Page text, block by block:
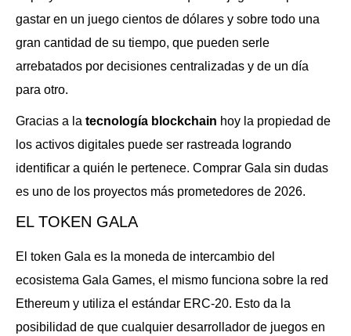
gastar en un juego cientos de dólares y sobre todo una
gran cantidad de su tiempo, que pueden serle
arrebatados por decisiones centralizadas y de un día
para otro.
Gracias a la tecnología blockchain hoy la propiedad de
los activos digitales puede ser rastreada logrando
identificar a quién le pertenece. Comprar Gala sin dudas
es uno de los proyectos más prometedores de 2026.
EL TOKEN GALA
El token Gala es la moneda de intercambio del
ecosistema Gala Games, el mismo funciona sobre la red
Ethereum y utiliza el estándar ERC-20. Esto da la
posibilidad de que cualquier desarrollador de juegos en